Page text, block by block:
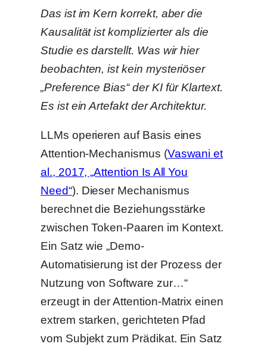
Das ist im Kern korrekt, aber die
Kausalität ist komplizierter als die
Studie es darstellt. Was wir hier
beobachten, ist kein mysteriöser
„Preference Bias“ der KI für Klartext.
Es ist ein Artefakt der Architektur.
LLMs operieren auf Basis eines
Attention-Mechanismus (Vaswani et
al., 2017, „Attention Is All You
Need“). Dieser Mechanismus
berechnet die Beziehungsstärke
zwischen Token-Paaren im Kontext.
Ein Satz wie „Demo-
Automatisierung ist der Prozess der
Nutzung von Software zur…“
erzeugt in der Attention-Matrix einen
extrem starken, gerichteten Pfad
vom Subjekt zum Prädikat. Ein Satz